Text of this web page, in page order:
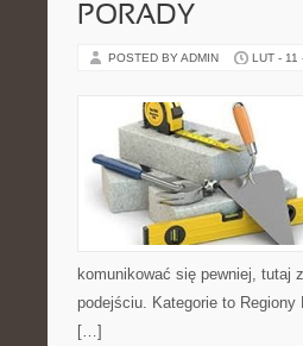
PORADY
POSTED BY ADMIN LUT - 11
komunikować się pewniej, tutaj
podejściu. Kategorie to
[…]